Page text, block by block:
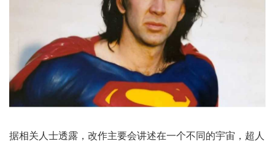
据相关人士透露，改作主要会讲述在一个不同的宇宙，超人